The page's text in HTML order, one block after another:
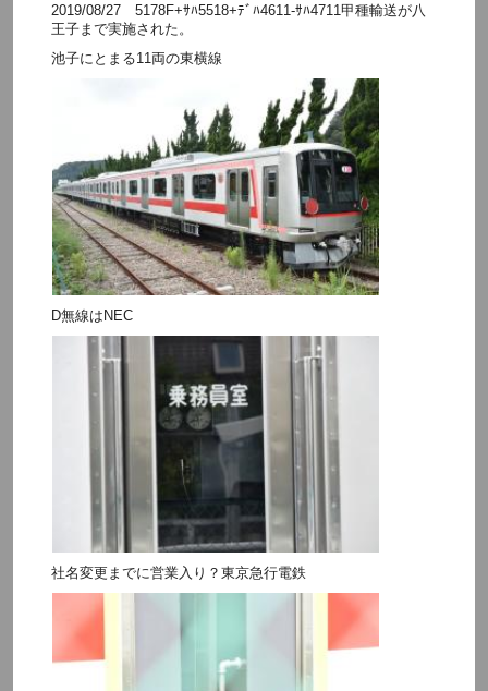
2019/08/27 5178F+ｻﾊ5518+ﾃﾞﾊ4611-ｻﾊ4711甲種輸送が八
王子まで実施された。
池子にとまる11両の東横線
D無線はNEC
社名変更までに営業入り？東京急行電鉄